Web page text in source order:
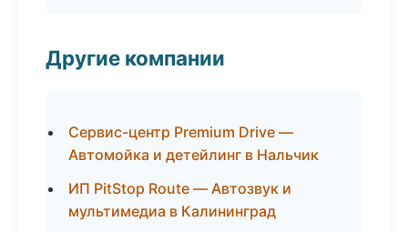
Другие компании
Сервис-центр Premium Drive —
Автомойка и детейлинг в Нальчик
ИП PitStop Route — Автозвук и
мультимедиа в Калининград